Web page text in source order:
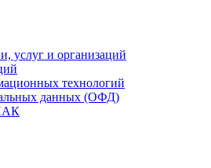
услуг и организаций
технологий
данных (ОФД)